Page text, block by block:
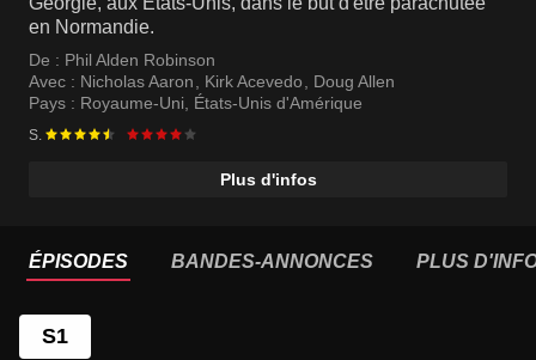
en Normandie.
De : Phil Alden Robinson
Avec : Nicholas Aaron Kirk Acevedo
Doug Allen
Pays : Royaume-Uni États-Unis d'Amérique
S.
Plus d'infos
ÉPISODES BANDES-ANNONCES PLUS
S1